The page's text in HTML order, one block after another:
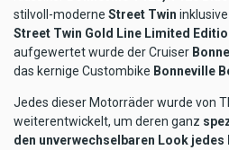
stilvoll-moderne Street Twin
Street Twin Gold Line Limited
aufgewertet wurde der Cruiser
das kernige Custombike Bonneville
Jedes dieser Motorräder wurde von
weiterentwickelt, um deren ganz
den unverwechselbaren Look jedes